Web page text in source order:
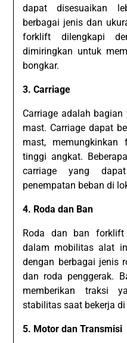
dapat disesuaikan
berbagai jenis dan
forklift dilengkapi
dimiringkan untuk
bongkar.
3. Carriage
Carriage adalah
mast. Carriage dapat
mast, memungkinkan
tinggi angkat.
carriage yang
penempatan beban di
4. Roda dan Ban
Roda dan ban forklift
dalam mobilitas alat
dengan berbagai jenis
dan roda penggerak.
memberikan traksi
stabilitas saat bekerja
5. Motor dan Transmisi